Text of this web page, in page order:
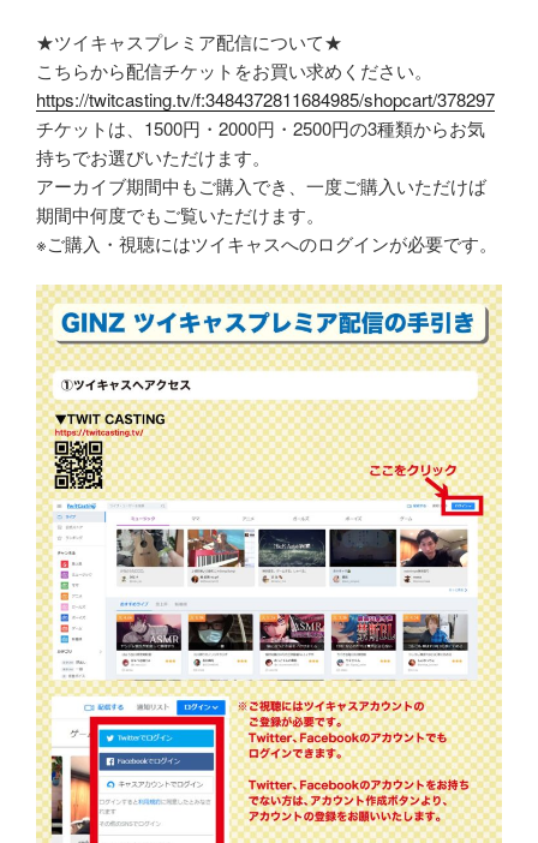
★ツイキャスプレミア配信について★
こちらから配信チケットをお買い求めください。
https://twitcasting.tv/f:3484372811684985/shopcart/378297
チケットは、1500円・2000円・2500円の3種類からお気
持ちでお選びいただけます。
アーカイブ期間中もご購入でき、一度ご購入いただけば
期間中何度でもご覧いただけます。
※ご購入・視聴にはツイキャスへのログインが必要です。